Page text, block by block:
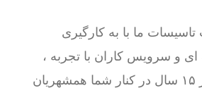
ما با به‌ کارگیری
و سرویس کاران با تجربه ،
افتخار دارد بیش از ۱۵ سال در کنار شما همشهریان